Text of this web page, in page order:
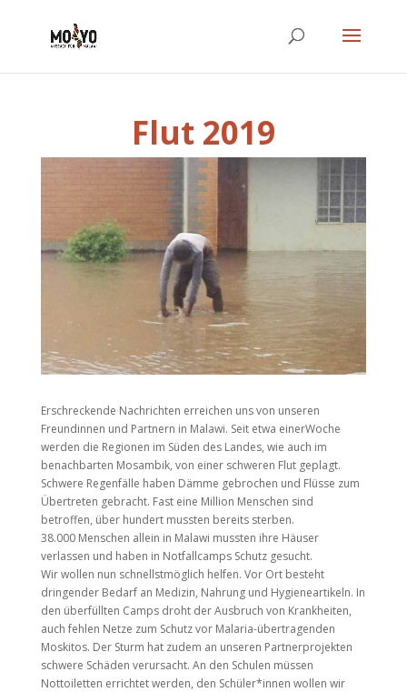
Flut 2019
Erschreckende Nachrichten erreichen uns von unseren
Freundinnen und Partnern in Malawi. Seit etwa einerWoche
werden die Regionen im Süden des Landes, wie auch im
benachbarten Mosambik, von einer schweren Flut geplagt.
Schwere Regenfälle haben Dämme gebrochen und Flüsse zum
Übertreten gebracht. Fast eine Million Menschen sind
betroffen, über hundert mussten bereits sterben.
38.000 Menschen allein in Malawi mussten ihre Häuser
verlassen und haben in Notfallcamps Schutz gesucht.
Wir wollen nun schnellstmöglich helfen. Vor Ort besteht
dringender Bedarf an Medizin, Nahrung und Hygieneartikeln. In
den überfüllten Camps droht der Ausbruch von Krankheiten,
auch fehlen Netze zum Schutz vor Malaria-übertragenden
Moskitos. Der Sturm hat zudem an unseren Partnerprojekten
schwere Schäden verursacht. An den Schulen müssen
Nottoiletten errichtet werden, den Schüler*innen wollen wir